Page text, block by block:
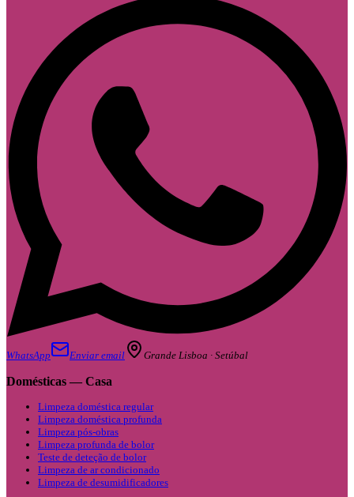
WhatsApp Enviar email Grande Lisboa · Setúbal
Domésticas — Casa
Limpeza doméstica regular
Limpeza doméstica profunda
Limpeza pós-obras
Limpeza profunda de bolor
Teste de deteção de bolor
Limpeza de ar condicionado
Limpeza de desumidificadores